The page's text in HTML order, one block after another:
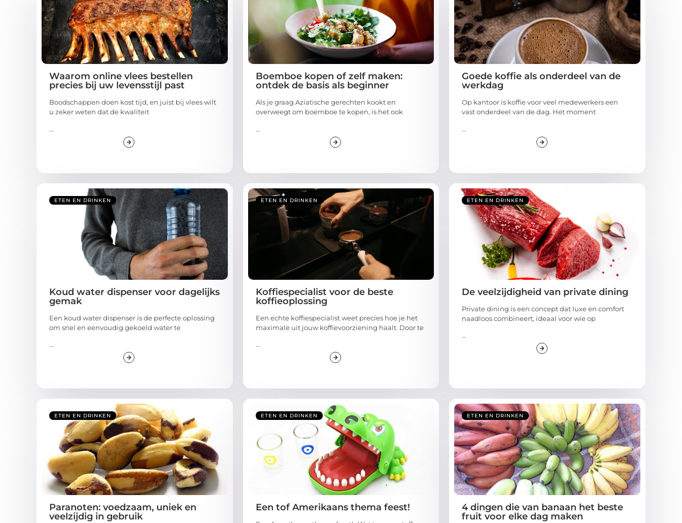
Waarom online vlees bestellen
precies bij uw levensstijl past
Boodschappen doen kost tijd, en juist bij vlees wilt
u zeker weten dat de kwaliteit
...
Boemboe kopen of zelf maken:
ontdek de basis als beginner
Als je graag Aziatische gerechten kookt en
overweegt om boemboe te kopen, is het ook
...
Goede koffie als onderdeel van de
werkdag
Op kantoor is koffie voor veel medewerkers een
vast onderdeel van de dag. Het moment
...
ETEN EN DRINKEN
Koud water dispenser voor dagelijks
gemak
Een koud water dispenser is de perfecte oplossing
om snel en eenvoudig gekoeld water te
...
ETEN EN DRINKEN
Koffiespecialist voor de beste
koffieoplossing
Een echte koffiespecialist weet precies hoe je het
maximale uit jouw koffievoorziening haalt. Door te
...
ETEN EN DRINKEN
De veelzijdigheid van private dining
Private dining is een concept dat luxe en comfort
naadloos combineert, ideaal voor wie op
...
ETEN EN DRINKEN
Paranoten: voedzaam, uniek en
veelzijdig in gebruik
ETEN EN DRINKEN
Een tof Amerikaans thema feest!
ETEN EN DRINKEN
4 dingen die van banaan het beste
fruit voor elke dag maken